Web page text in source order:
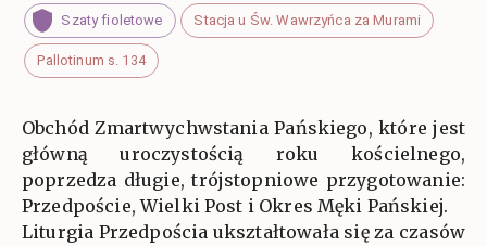
Szaty fioletowe Stacja u Św. Wawrzyńca za Murami
Pallotinum s. 134
Obchód Zmartwychwstania Pańskiego, które jest
główną uroczystością roku kościelnego,
poprzedza długie, trójstopniowe przygotowanie:
Przedpoście, Wielki Post i Okres Męki Pańskiej.
Liturgia Przedpościa ukształtowała się za czasów